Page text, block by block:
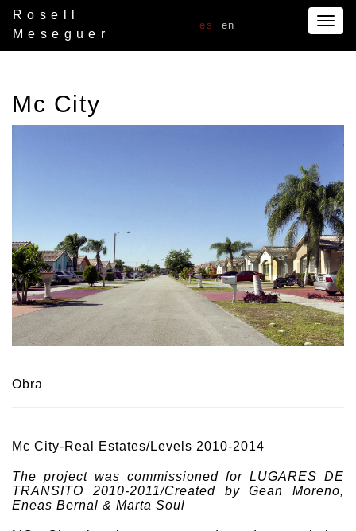
Rosell
Meseguer
es en
Mc City
Obra
Mc City-Real Estates/Levels 2010-2014
The project was commissioned for LUGARES DE
TRANSITO 2010-2011/Created by Gean Moreno,
Eneas Bernal & Marta Soul